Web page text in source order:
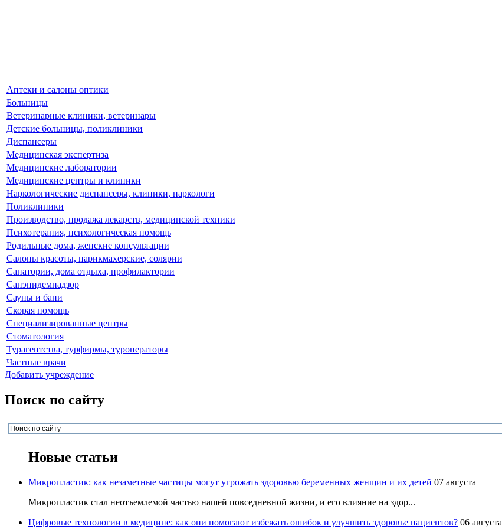
Аптеки и салоны оптики
Больницы
Ветеринарные клиники, ветеринары
Детские больницы, поликлиники
Диспансеры
Медицинская экспертиза
Медицинские лаборатории
Медицинские центры и клиники
Наркологические диспансеры, клиники, наркологи
Поликлиники
Производство, продажа лекарств, медицинской техники
Психотерапия, психологическая помощь
Родильные дома, женские консультации
Салоны красоты, парикмахерские, солярии
Санатории, дома отдыха, профилактории
Санэпидемнадзор
Сауны и бани
Скорая помощь
Специализированные центры
Стоматология
Турагентства, турфирмы, туроператоры
Частные врачи
Добавить учреждение
Поиск по сайту
Новые статьи
Микропластик: как незаметные частицы могут угрожать здоровью беременных женщин и их детей 07 августа
Микропластик стал неотъемлемой частью нашей повседневной жизни, и его влияние на здор...
Цифровые технологии в медицине: как они помогают избежать ошибок и улучшить здоровье пациентов? 06 августа